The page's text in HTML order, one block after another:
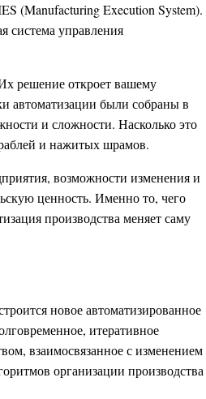
(Manufacturing Execution System).
управления
решение откроет вашему
автоматизации были собраны в
и сложности. Насколько это
и нажитых шрамов.
возможности изменения и
ценность. Именно то, чего
производства меняет саму
новое автоматизированное
итеративное
взаимосвязанное с изменением
организации производства